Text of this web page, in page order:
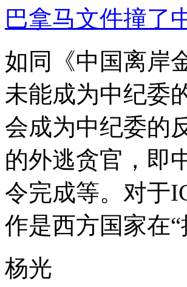
巴拿马文件撞了
如同《中国离岸
未能成为中纪委
会成为中纪委的
的外逃贪官，即
令完成等。对于
作是西方国家在
杨光